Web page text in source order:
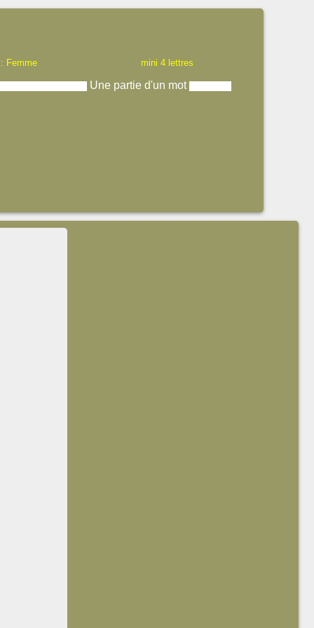
Femme mini 4 lettres
Une partie d'un mot